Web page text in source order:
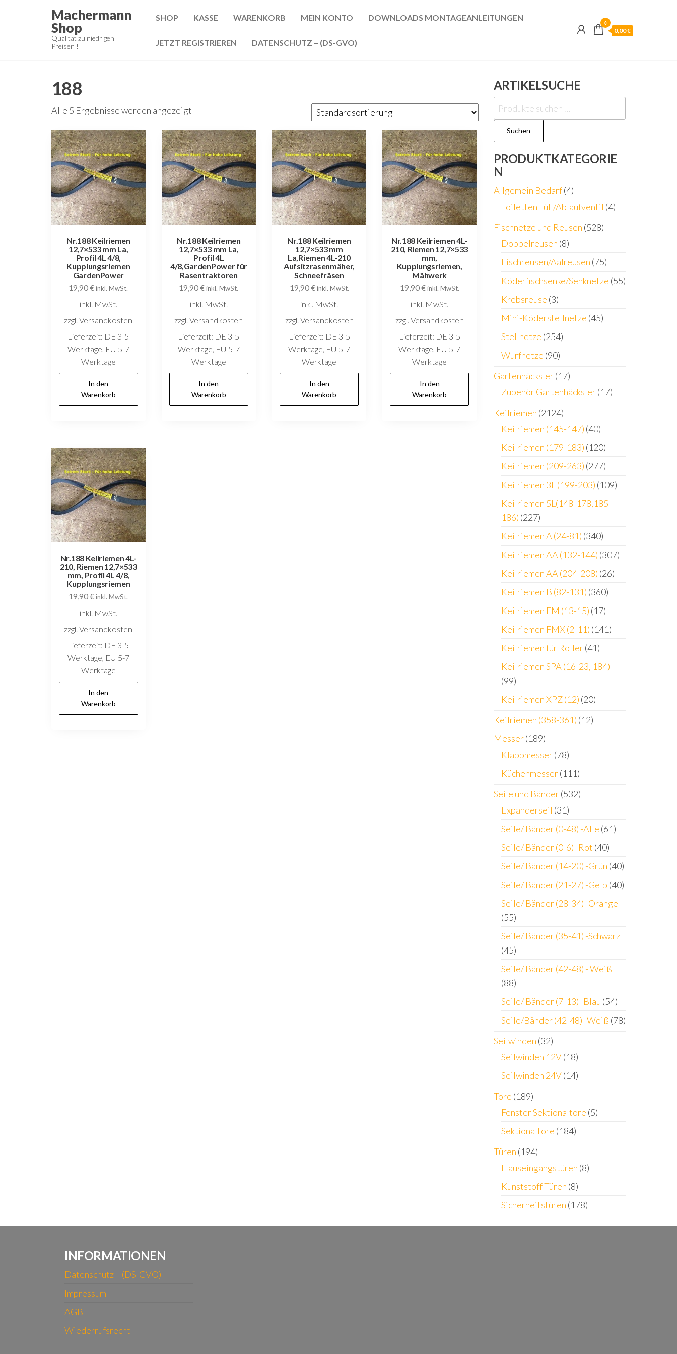
Machermann
Shop
Qualität zu niedrigen
Preisen !
SHOP KASSE WARENKORB MEIN KONTO DOWNLOADS MONTAGEANLEITUNGEN
JETZT REGISTRIEREN DATENSCHUTZ – (DS-GVO)
0
0,00 €
188
Alle 5 Ergebnisse werden angezeigt
Nr.188 Keilriemen
12,7×533 mm La,
Profil 4L 4/8,
Kupplungsriemen
GardenPower
19,90€ inkl. MwSt.
inkl. MwSt.
zzgl. Versandkosten
Lieferzeit: DE 3-5
Werktage, EU 5-7
Werktage
In den
Warenkorb
Nr.188 Keilriemen
12,7×533 mm La,
Profil 4L
4/8,GardenPower für
Rasentraktoren
19,90€ inkl. MwSt.
inkl. MwSt.
zzgl. Versandkosten
Lieferzeit: DE 3-5
Werktage, EU 5-7
Werktage
In den
Warenkorb
Nr.188 Keilriemen
12,7×533 mm
La,Riemen 4L-210
Aufsitzrasenmäher,
Schneefräsen
19,90€ inkl. MwSt.
inkl. MwSt.
zzgl. Versandkosten
Lieferzeit: DE 3-5
Werktage, EU 5-7
Werktage
In den
Warenkorb
Nr.188 Keilriemen 4L-
210, Riemen 12,7×533
mm,
Kupplungsriemen,
Mähwerk
19,90€ inkl. MwSt.
inkl. MwSt.
zzgl. Versandkosten
Lieferzeit: DE 3-5
Werktage, EU 5-7
Werktage
In den
Warenkorb
Nr.188 Keilriemen 4L-
210, Riemen 12,7×533
mm, Profil 4L 4/8,
Kupplungsriemen
19,90€ inkl. MwSt.
inkl. MwSt.
zzgl. Versandkosten
Lieferzeit: DE 3-5
Werktage, EU 5-7
Werktage
In den
Warenkorb
ARTIKELSUCHE
Suchen
nach:
Suchen
PRODUKTKATEGORIE
N
Allgemein Bedarf (4)
Toiletten Füll/Ablaufventil (4)
Fischnetze und Reusen (528)
Doppelreusen (8)
Fischreusen/Aalreusen (75)
Köderfischsenke/Senknetze (55)
Krebsreuse (3)
Mini-Köderstellnetze (45)
Stellnetze (254)
Wurfnetze (90)
Gartenhäcksler (17)
Zubehör Gartenhäcksler (17)
Keilriemen (2124)
Keilriemen (145-147) (40)
Keilriemen (179-183) (120)
Keilriemen (209-263) (277)
Keilriemen 3L (199-203) (109)
Keilriemen 5L(148-178,185-
186) (227)
Keilriemen A (24-81) (340)
Keilriemen AA (132-144) (307)
Keilriemen AA (204-208) (26)
Keilriemen B (82-131) (360)
Keilriemen FM (13-15) (17)
Keilriemen FMX (2-11) (141)
Keilriemen für Roller (41)
Keilriemen SPA (16-23, 184)
(99)
Keilriemen XPZ (12) (20)
Keilriemen (358-361) (12)
Messer (189)
Klappmesser (78)
Küchenmesser (111)
Seile und Bänder (532)
Expanderseil (31)
Seile/ Bänder (0-48) -Alle (61)
Seile/ Bänder (0-6) -Rot (40)
Seile/ Bänder (14-20) -Grün (40)
Seile/ Bänder (21-27) -Gelb (40)
Seile/ Bänder (28-34) -Orange
(55)
Seile/ Bänder (35-41) -Schwarz
(45)
Seile/ Bänder (42-48) - Weiß
(88)
Seile/ Bänder (7-13) -Blau (54)
Seile/Bänder (42-48) -Weiß (78)
Seilwinden (32)
Seilwinden 12V (18)
Seilwinden 24V (14)
Tore (189)
Fenster Sektionaltore (5)
Sektionaltore (184)
Türen (194)
Hauseingangstüren (8)
Kunststoff Türen (8)
Sicherheitstüren (178)
INFORMATIONEN
Datenschutz – (DS-GVO)
Impressum
AGB
Wiederrufsrecht